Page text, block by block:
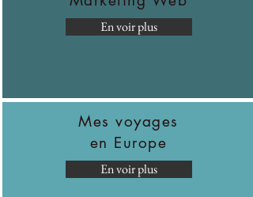
En voir plus
Mes voyages
en Europe
En voir plus